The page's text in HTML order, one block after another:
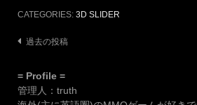
CATEGORIES: 3D SLIDER
投
ナ
ビ
過去の投稿
= Profile =
管理人：truth